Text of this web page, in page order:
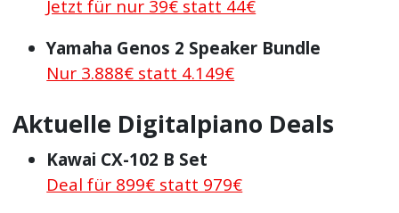
Jetzt für nur 39€ statt 44€
Yamaha Genos 2 Speaker Bundle
Nur 3.888€ statt 4.149€
Aktuelle Digitalpiano Deals
Kawai CX-102 B Set
Deal für 899€ statt 979€